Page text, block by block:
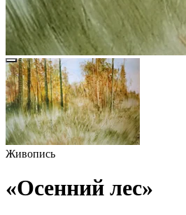
Живопись
«Осенний лес»